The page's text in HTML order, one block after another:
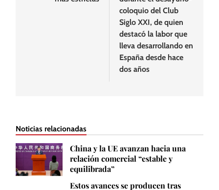
coloquio del Club
Siglo XXI, de quien
destacó la labor que
lleva desarrollando en
España desde hace
dos años
Noticias relacionadas
China y la UE avanzan hacia una
relación comercial “estable y
equilibrada”
Estos avances se producen tras